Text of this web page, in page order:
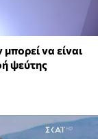
να είναι
ψεύτης